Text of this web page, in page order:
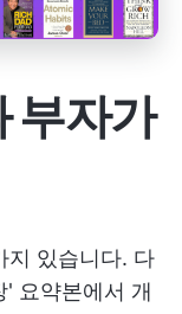
부자가
지 있습니다. 다
요약본에서 개